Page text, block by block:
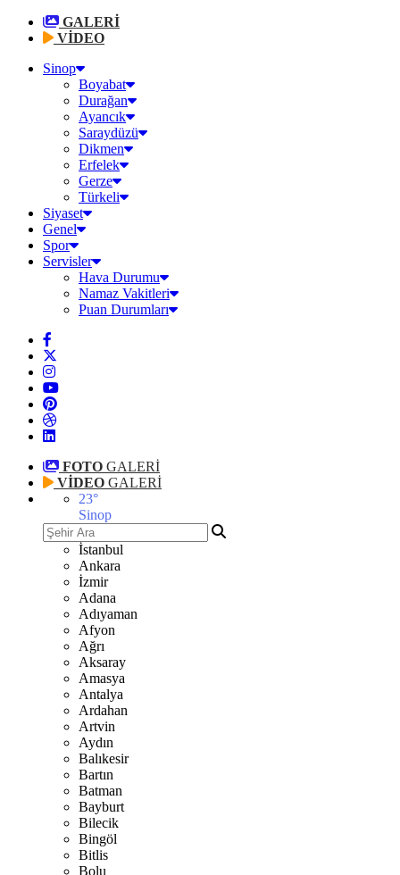
GALERİ
VİDEO
Sinop
Boyabat
Durağan
Ayancık
Saraydüzü
Dikmen
Erfelek
Gerze
Türkeli
Siyaset
Genel
Spor
Servisler
Hava Durumu
Namaz Vakitleri
Puan Durumları
FOTO GALERİ
VİDEO GALERİ
23°
Sinop
İstanbul
Ankara
İzmir
Adana
Adıyaman
Afyon
Ağrı
Aksaray
Amasya
Antalya
Ardahan
Artvin
Aydın
Balıkesir
Bartın
Batman
Bayburt
Bilecik
Bingöl
Bitlis
Bolu